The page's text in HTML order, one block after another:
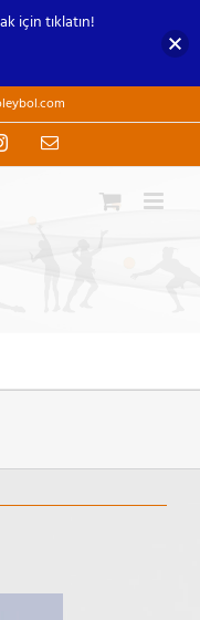
Instagram
E-
için tıklatın!